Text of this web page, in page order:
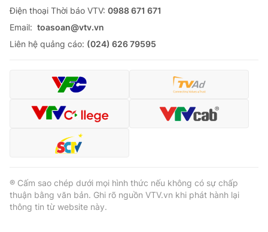
Ðiện thoại Thời báo VTV: 0988 671 671
Email: toasoan@vtv.vn
Liên hệ quảng cáo: (024) 626 79595
® Cấm sao chép dưới mọi hình thức nếu không có sự chấp
thuận bằng văn bản. Ghi rõ nguồn VTV.vn khi phát hành lại
thông tin từ website này.